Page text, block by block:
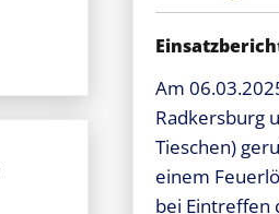
Am
Radkersburg
Tieschen)
einem
bei Eintreffen